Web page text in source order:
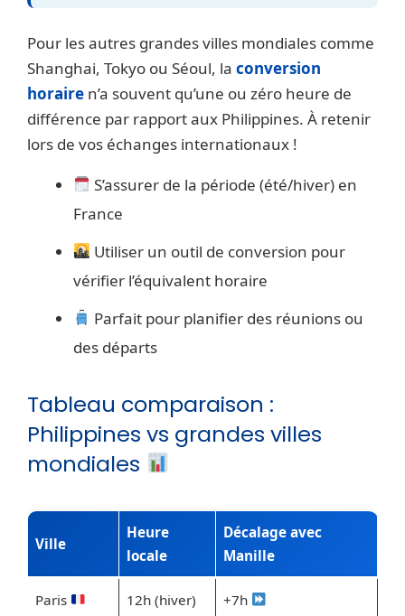
Pour les autres grandes villes mondiales comme
Shanghai, Tokyo ou Séoul, la conversion
horaire n’a souvent qu’une ou zéro heure de
différence par rapport aux Philippines. À retenir
lors de vos échanges internationaux !
S’assurer de la période (été/hiver) en
France
Utiliser un outil de conversion pour
vérifier l’équivalent horaire
Parfait pour planifier des réunions ou
des départs
Tableau comparaison :
Philippines vs grandes villes
mondiales
Ville
Heure
locale
Décalage avec
Manille
Paris 12h (hiver) +7h